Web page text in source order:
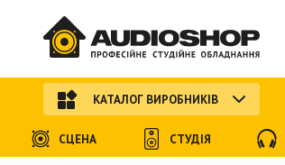
КАТАЛОГ ВИРОБНИКІВ
СЦЕНА СТУДІЯ